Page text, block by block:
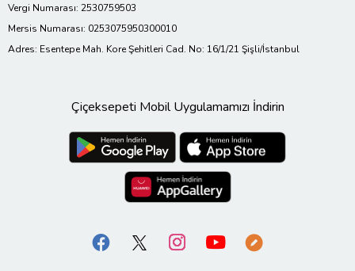
Vergi Numarası: 2530759503
Mersis Numarası: 0253075950300010
Adres: Esentepe Mah. Kore Şehitleri Cad. No: 16/1/21 Şişli/İstanbul
Çiçeksepeti Mobil Uygulamamızı İndirin